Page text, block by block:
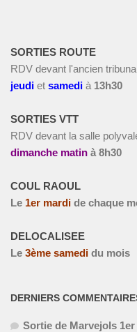
SORTIES ROUTE
RDV devant l'ancien
jeudi et samedi à 13h30
SORTIES VTT
RDV devant la salle
dimanche matin à 8h30
COUL RAOUL
Le 1er mardi de chaque
DELOCALISEE
Le 3ème samedi du mois
DERNIERS
Sortie de Marvejols